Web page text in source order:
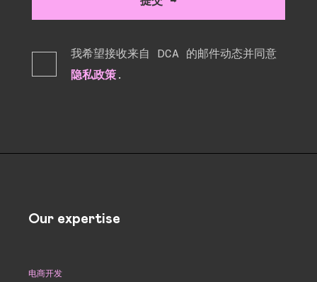
我希望接收来自 DCA 的邮件动态并同意
隐私政策 .
Our expertise
电商开发